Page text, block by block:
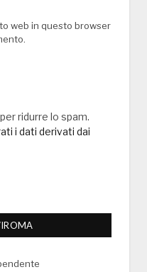
web in questo browser
ridurre lo spam.
i dati derivati dai